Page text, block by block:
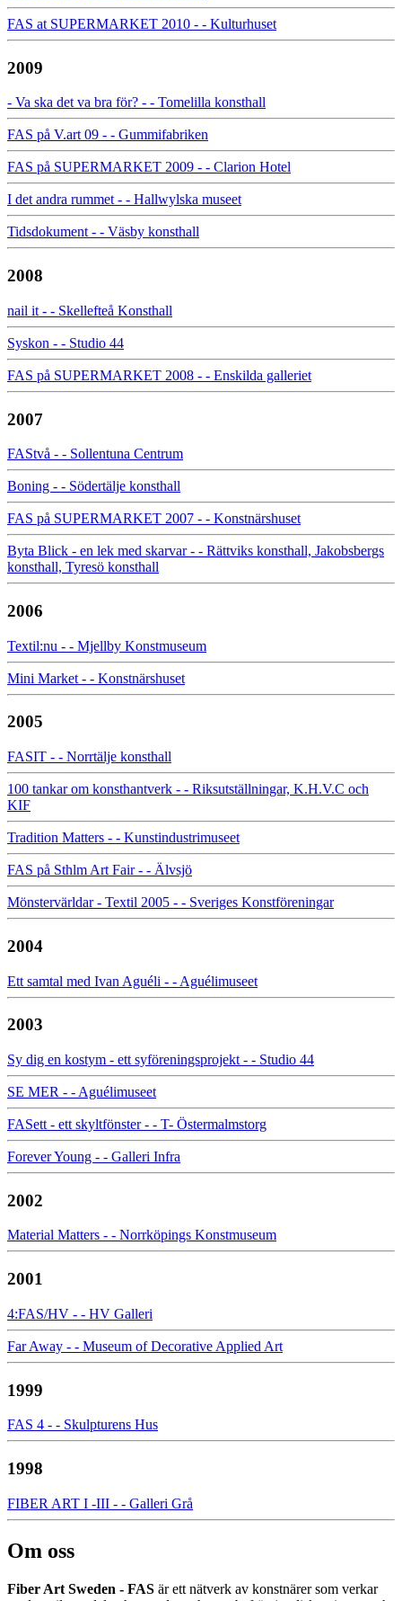
FAS at SUPERMARKET 2010 - - Kulturhuset
2009
- Va ska det va bra för? - - Tomelilla konsthall
FAS på V.art 09 - - Gummifabriken
FAS på SUPERMARKET 2009 - - Clarion Hotel
I det andra rummet - - Hallwylska museet
Tidsdokument - - Väsby konsthall
2008
nail it - - Skellefteå Konsthall
Syskon - - Studio 44
FAS på SUPERMARKET 2008 - - Enskilda galleriet
2007
FAStvå - - Sollentuna Centrum
Boning - - Södertälje konsthall
FAS på SUPERMARKET 2007 - - Konstnärshuset
Byta Blick - en lek med skarvar - - Rättviks konsthall, Jakobsbergs
konsthall, Tyresö konsthall
2006
Textil:nu - - Mjellby Konstmuseum
Mini Market - - Konstnärshuset
2005
FASIT - - Norrtälje konsthall
100 tankar om konsthantverk - - Riksutställningar, K.H.V.C och
KIF
Tradition Matters - - Kunstindustrimuseet
FAS på Sthlm Art Fair - - Älvsjö
Mönstervärldar - Textil 2005 - - Sveriges Konstföreningar
2004
Ett samtal med Ivan Aguéli - - Aguélimuseet
2003
Sy dig en kostym - ett syföreningsprojekt - - Studio 44
SE MER - - Aguélimuseet
FASett - ett skyltfönster - - T- Östermalmstorg
Forever Young - - Galleri Infra
2002
Material Matters - - Norrköpings Konstmuseum
2001
4:FAS/HV - - HV Galleri
Far Away - - Museum of Decorative Applied Art
1999
FAS 4 - - Skulpturens Hus
1998
FIBER ART I -III - - Galleri Grå
Om oss
Fiber Art Sweden - FAS är ett nätverk av konstnärer som verkar